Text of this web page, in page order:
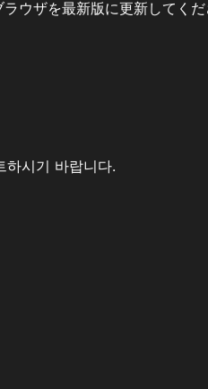
ウザを最新版に更新してくだ
하시기 바랍니다.